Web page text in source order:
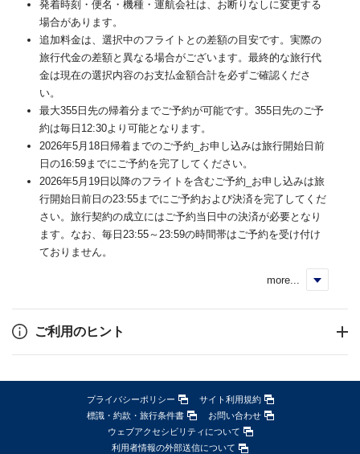
発着時刻・便名・機種・運航会社は、お断りなしに変更する
場合があります。
追加料金は、選択中のフライトとの差額の目安です。実際の
旅行代金の差額と異なる場合がございます。最終的な旅行代
金は現在の選択内容のお支払金額合計を必ずご確認くださ
い。
最大355日先の帰着分までご予約が可能です。355日先のご予
約は毎日12:30より可能となります。
2026年5月18日帰着までのご予約_お申し込みは旅行開始日前
日の16:59までにご予約を完了してください。
2026年5月19日以降のフライトを含むご予約_お申し込みは旅
行開始日前日の23:55までにご予約および決済を完了してくだ
さい。旅行契約の成立にはご予約当日中の決済が必要となり
ます。なお、毎日23:55～23:59の時間帯はご予約を受け付け
ておりません。
more...
ご利用のヒント
プライバシーポリシー
サイト利用規約
標識・約款・旅行条件書
お問い合わせ
ウェブアクセシビリティについて
利用者情報の外部送信について